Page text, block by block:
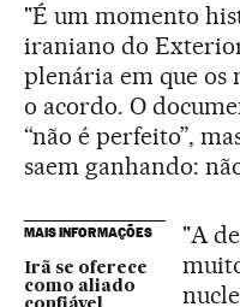
"É um momento
iraniano do
plenária em que os
o acordo. O
“não é perfeito”,
saem ganhando:
MAIS INFORMAÇÕES
Irã se oferece
como aliado
"A